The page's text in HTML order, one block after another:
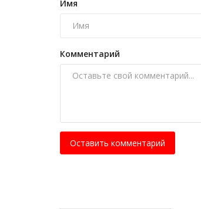
Имя
Комментарий
Оставить комментарий